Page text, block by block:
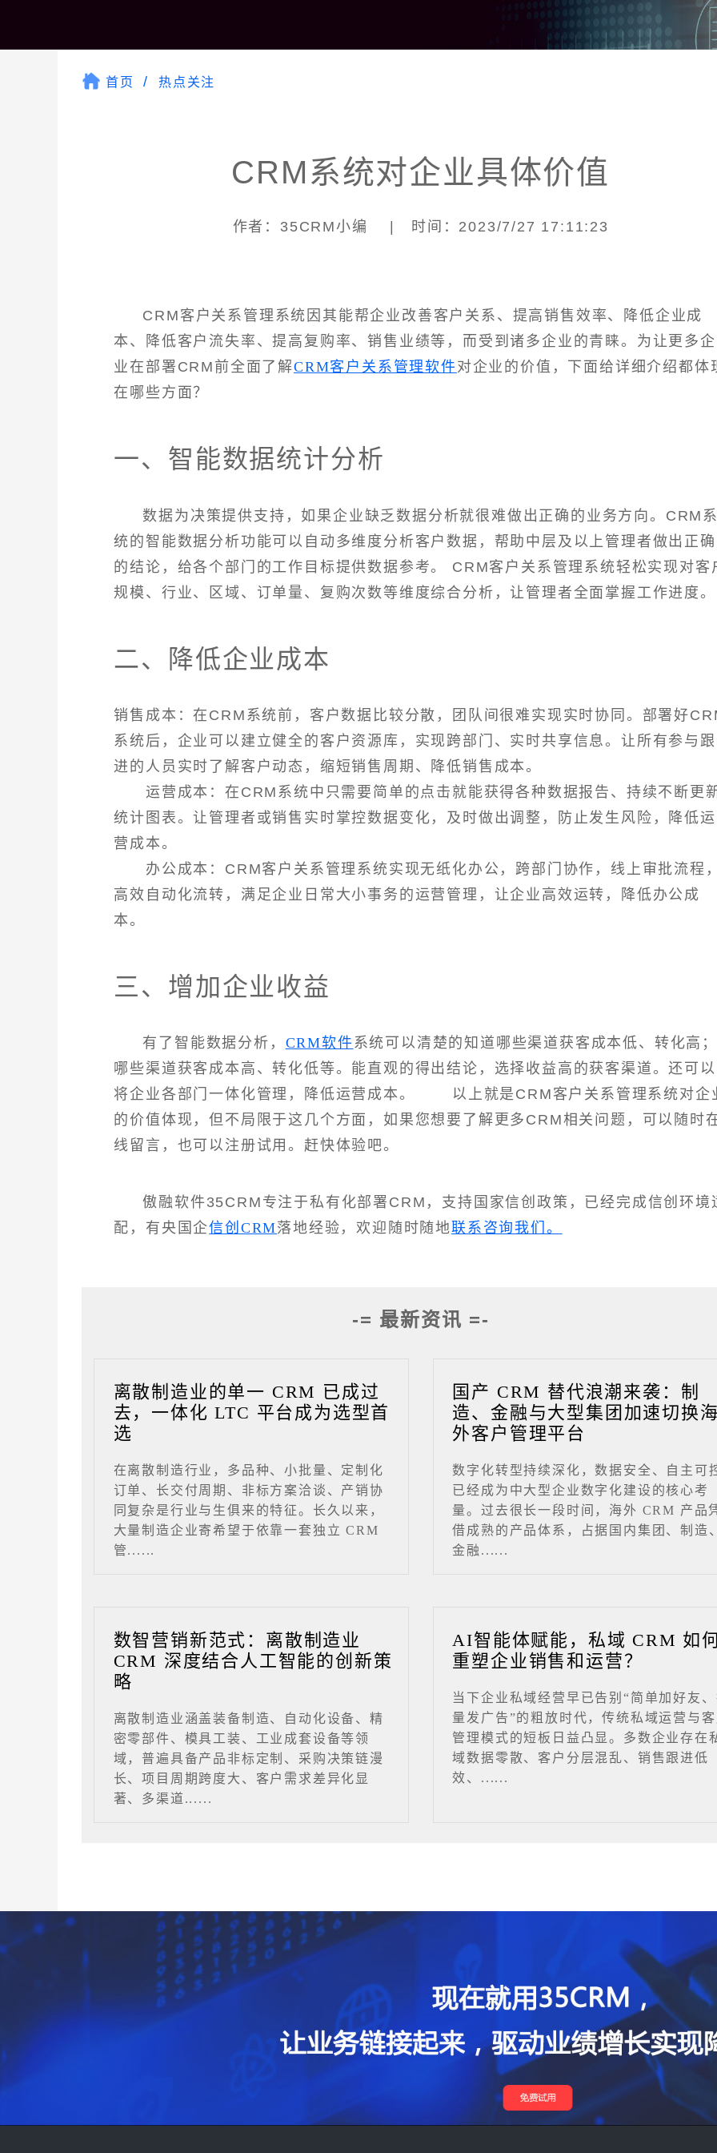
首页 热点关注
CRM系统对企业具体价值
作者：35CRM小编 | 时间：2023/7/27 17:11:23
CRM客户关系管理系统因其能帮企业改善客户关系、提高销售效率、降低企业成
本、降低客户流失率、提高复购率、销售业绩等，而受到诸多企业的青睐。为让更多企
业在部署CRM前全面了解CRM客户关系管理软件对企业的价值，下面给详细介绍都体
在哪些方面？
一、智能数据统计分析
数据为决策提供支持，如果企业缺乏数据分析就很难做出正确的业务方向。CRM系
统的智能数据分析功能可以自动多维度分析客户数据，帮助中层及以上管理者做出正确
的结论，给各个部门的工作目标提供数据参考。 CRM客户关系管理系统轻松实现对客
规模、行业、区域、订单量、复购次数等维度综合分析，让管理者全面掌握工作进度。
二、降低企业成本
销售成本：在CRM系统前，客户数据比较分散，团队间很难实现实时协同。部署好
系统后，企业可以建立健全的客户资源库，实现跨部门、实时共享信息。让所有参与跟
进的人员实时了解客户动态，缩短销售周期、降低销售成本。
运营成本：在CRM系统中只需要简单的点击就能获得各种数据报告、持续不断更
统计图表。让管理者或销售实时掌控数据变化，及时做出调整，防止发生风险，降低运
营成本。
办公成本：CRM客户关系管理系统实现无纸化办公，跨部门协作，线上审批流程，
高效自动化流转，满足企业日常大小事务的运营管理，让企业高效运转，降低办公成
本。
三、增加企业收益
有了智能数据分析， CRM软件系统可以清楚的知道哪些渠道获客成本低、转化高；
哪些渠道获客成本高、转化低等。能直观的得出结论，选择收益高的获客渠道。还可以
将企业各部门一体化管理，降低运营成本。 以上就是CRM客户关系管理系统对企
的价值体现，但不局限于这几个方面，如果您想要了解更多CRM相关问题，可以随时
线留言，也可以注册试用。赶快体验吧。
傲融软件35CRM专注于私有化部署CRM，支持国家信创政策，已经完成信创环境
配，有央国企信创CRM落地经验，欢迎随时随地联系咨询我们。
-= 最新资讯 =-
离散制造业的单一 CRM 已成过
去，一体化 LTC 平台成为选型首
选
在离散制造行业，多品种、小批量、定制化
订单、长交付周期、非标方案洽谈、产销协
同复杂是行业与生俱来的特征。长久以来，
大量制造企业寄希望于依靠一套独立 CRM
管......
国产 CRM 替代浪潮来袭：制
造、金融与大型集团加速切换海
外客户管理平台
数字化转型持续深化，数据安全、自主可
已经成为中大型企业数字化建设的核心考
量。过去很长一段时间，海外 CRM 产品
借成熟的产品体系，占据国内集团、制造、
金融......
数智营销新范式：离散制造业
CRM 深度结合人工智能的创新策
略
离散制造业涵盖装备制造、自动化设备、精
密零部件、模具工装、工业成套设备等领
域，普遍具备产品非标定制、采购决策链漫
长、项目周期跨度大、客户需求差异化显
著、多渠道......
AI智能体赋能，私域 CRM 如
重塑企业销售和运营？
当下企业私域经营早已告别“简单加好友
量发广告”的粗放时代，传统私域运营与客
管理模式的短板日益凸显。多数企业存在
域数据零散、客户分层混乱、销售跟进低
效、......